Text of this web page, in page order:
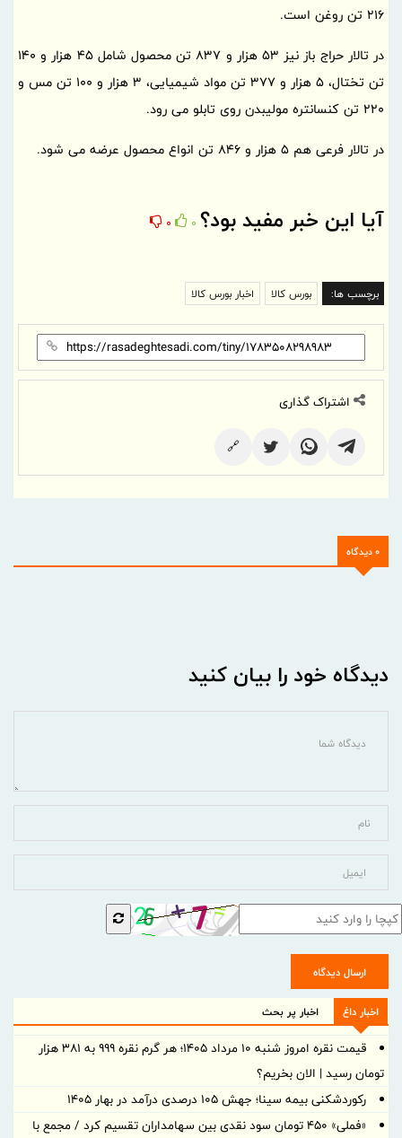
216 تن روغن است.
در تالار حراج باز نیز 53 هزار و 837 تن محصول شامل 45 هزار و 140
تن تختال، 5 هزار و 377 تن مواد شیمیایی، 3 هزار و 100 تن مس و
220 تن کنسانتره مولیبدن روی تابلو می رود.
در تالار فرعی هم 5 هزار و 846 تن انواع محصول عرضه می شود.
آیا این خبر مفید بود؟ 0
0
برچسب ها: بورس کالا اخبار بورس کالا
اشتراک گذاری
🔗
0 دیدگاه
دیدگاه خود را بیان کنید
ارسال دیدگاه
اخبار داغ اخبار پر بحث
قیمت نقره امروز شنبه ۱۰ مرداد ۱۴۰۵؛ هر گرم نقره ۹۹۹ به ۳۸۱ هزار
تومان رسید | الان بخریم؟
رکوردشکنی بیمه سینا؛ جهش 105 درصدی درآمد در بهار 1405
«فملی» ۴۵۰ تومان سود نقدی بین سهامداران تقسیم کرد / مجمع با